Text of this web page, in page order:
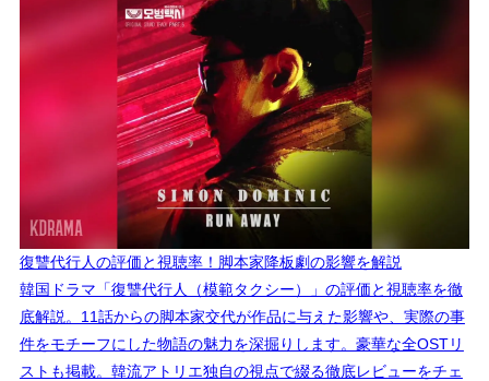
復讐代行人の評価と視聴率！脚本家降板劇の影響を解説
韓国ドラマ「復讐代行人（模範タクシー）」の評価と視聴率を徹
底解説。11話からの脚本家交代が作品に与えた影響や、実際の事
件をモチーフにした物語の魅力を深掘りします。豪華な全OSTリ
ストも掲載。韓流アトリエ独自の視点で綴る徹底レビューをチェ